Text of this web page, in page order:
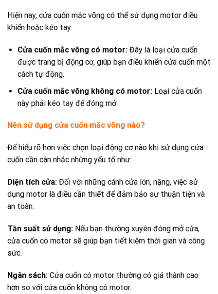
Hiện nay, cửa cuốn mắc võng có thể sử dụng motor điều
khiển hoặc kéo tay:
Cửa cuốn mắc võng có motor:Đây là loại cửa cuốn
được trang bị động cơ, giúp bạn điều khiển cửa cuốn một
cách tự động.
Cửa cuốn mắc võng không có motor:Loại cửa cuốn
này phải kéo tay để đóng mở.
Nên sử dụng cửa cuốn mắc võng nào?
Để hiểu rõ hơn việc chọn loại động cơ nào khi sử dụng cửa
cuốn cần cân nhắc những yếu tố như:
Diện tích cửa: Đối với những cánh cửa lớn, nặng, việc sử
dụng motor là điều cần thiết để đảm bảo sự thuận tiện và
an toàn.
Tần suất sử dụng: Nếu bạn thường xuyên đóng mở cửa,
cửa cuốn có motor sẽ giúp bạn tiết kiệm thời gian và công
sức.
Ngân sách: Cửa cuốn có motor thường có giá thành cao
hơn so với cửa cuốn không có motor.